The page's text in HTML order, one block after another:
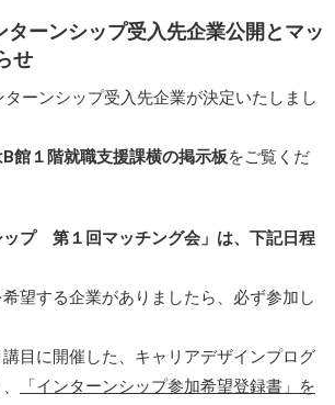
ターンシップ受入先企業公開とマッ
せ
ーンシップ受入先企業が決定いたしまし
B館１階就職支援課横の掲示板をご覧くだ
ップ 第１回マッチング会」は、下記日程
望する企業がありましたら、必ず参加し
目に開催した、キャリアデザインプログ
「インターンシップ参加希望登録書」を